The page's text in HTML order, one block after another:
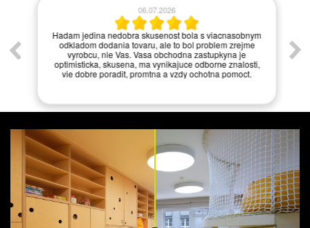
06.07.2026
Hadam jedina nedobra skusenost bola s viacnasobnym
odkladom dodania tovaru, ale to bol problem zrejme
vyrobcu, nie Vas. Vasa obchodna zastupkyna je
optimisticka, skusena, ma vynikajuce odborne znalosti,
vie dobre poradit, promtna a vzdy ochotna pomoct.